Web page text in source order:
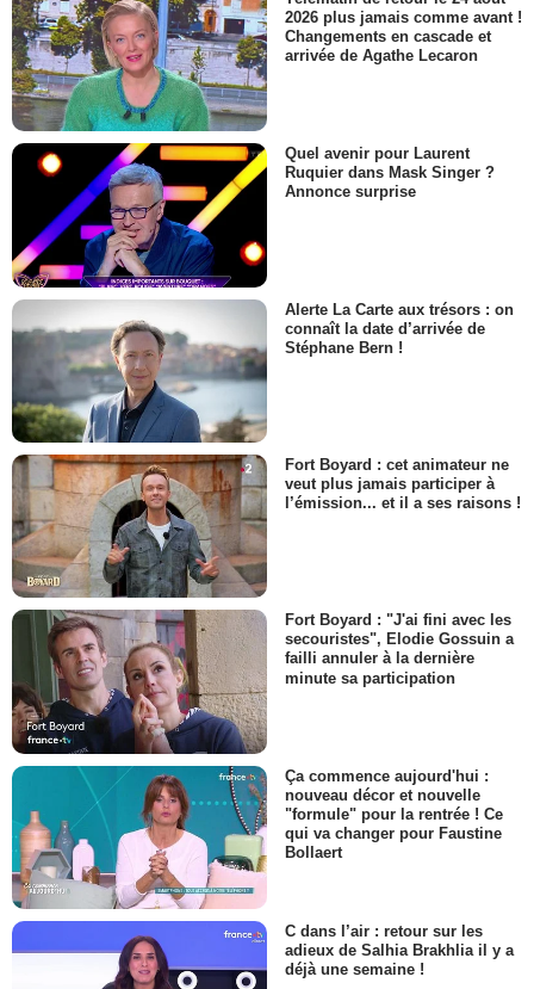
2026 plus jamais comme avant !
Changements en cascade et
arrivée de Agathe Lecaron
Quel avenir pour Laurent
Ruquier dans Mask Singer ?
Annonce surprise
Alerte La Carte aux trésors : on
connaît la date d’arrivée de
Stéphane Bern !
Fort Boyard : cet animateur ne
veut plus jamais participer à
l’émission... et il a ses raisons !
Fort Boyard : "J'ai fini avec les
secouristes", Elodie Gossuin a
failli annuler à la dernière
minute sa participation
Ça commence aujourd'hui :
nouveau décor et nouvelle
"formule" pour la rentrée ! Ce
qui va changer pour Faustine
Bollaert
C dans l’air : retour sur les
adieux de Salhia Brakhlia il y a
déjà une semaine !